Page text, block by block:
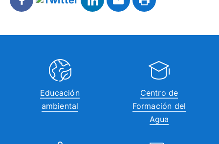
Educación
ambiental
Centro de
Formación del
Agua